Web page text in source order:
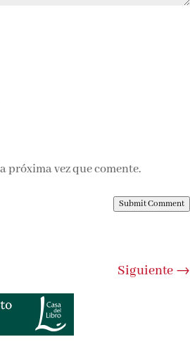
próxima vez que comente.
Submit Comment
Siguiente→